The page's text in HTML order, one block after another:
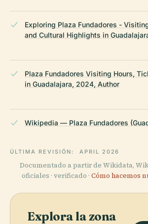
Exploring Plaza Fundadores -
and Cultural Highlights in
Plaza Fundadores Visiting Hours,
in Guadalajara, 2024, Author
Wikipedia — Plaza Fundadores
ÚLTIMA REVISIÓN: APRIL 2026
Documentado a partir de Wikidata,
oficiales · verificado · Cómo hacemos
Explora la zona